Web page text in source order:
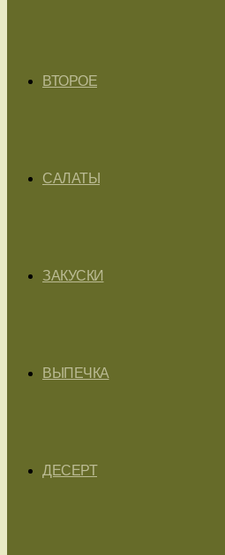
ВТОРОЕ
САЛАТЫ
ЗАКУСКИ
ВЫПЕЧКА
ДЕСЕРТ